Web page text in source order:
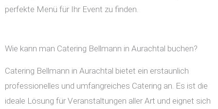
perfekte Menü für Ihr Event zu finden.
Wie kann man Catering Bellmann in Aurachtal buchen?
Catering Bellmann in Aurachtal bietet ein erstaunlich
professionelles und umfangreiches Catering an. Es ist die
ideale Lösung für Veranstaltungen aller Art und eignet sich